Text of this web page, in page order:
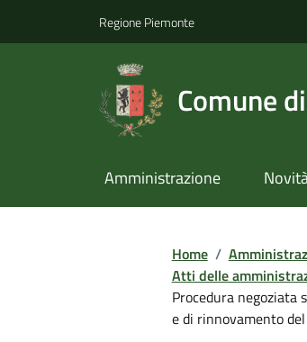
Regione Piemonte
Comune
Amministrazione
Home /
Atti delle
Procedura negoziata
e di rinnovamento